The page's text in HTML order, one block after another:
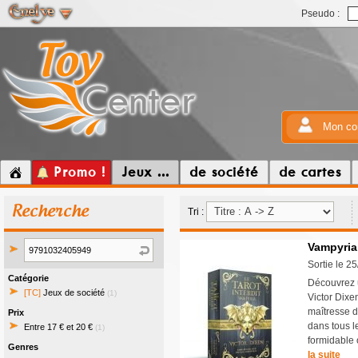
Pseudo :
Mon
Promo ! Jeux ... de société de cartes
Recherche
Catégorie
[TC] Jeux de société (1)
Prix
Entre 17 € et 20 € (1)
Genres
Tri :
Sortie le
Victor
maîtresse
dans tous
formidable
la suite